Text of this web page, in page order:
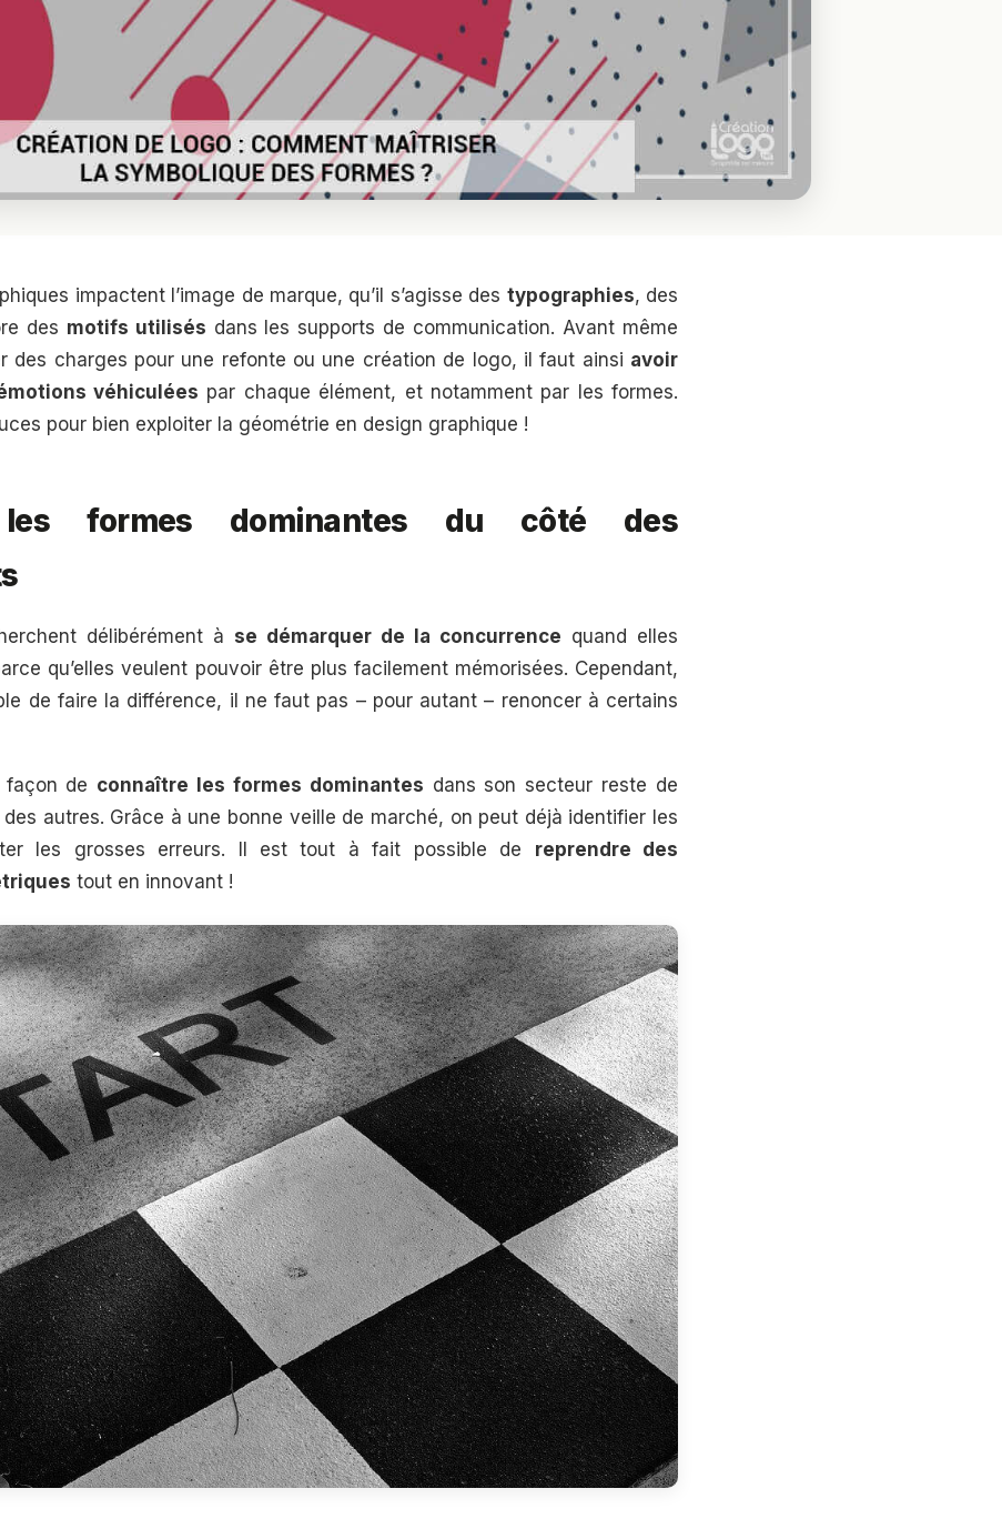
impactent l’image de marque, qu’il s’agisse des typographies, des
des motifs utilisés dans les supports de communication. Avant même
des charges pour une refonte ou une création de logo, il faut ainsi avoir
véhiculées par chaque élément, et notamment par les formes.
pour bien exploiter la géométrie en design graphique !
les formes dominantes du côté des
délibérément à se démarquer de la concurrence quand elles
qu’elles veulent pouvoir être plus facilement mémorisées. Cependant,
de faire la différence, il ne faut pas – pour autant – renoncer à certains
façon de connaître les formes dominantes dans son secteur reste de
autres. Grâce à une bonne veille de marché, on peut déjà identifier les
les grosses erreurs. Il est tout à fait possible de reprendre des
tout en innovant !